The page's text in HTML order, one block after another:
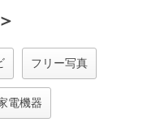
フリー写真
電機器